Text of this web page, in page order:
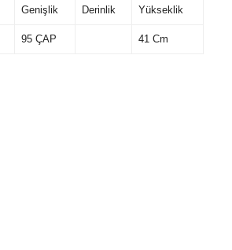
Genişlik Derinlik Yükseklik
95 ÇAP 41 Cm